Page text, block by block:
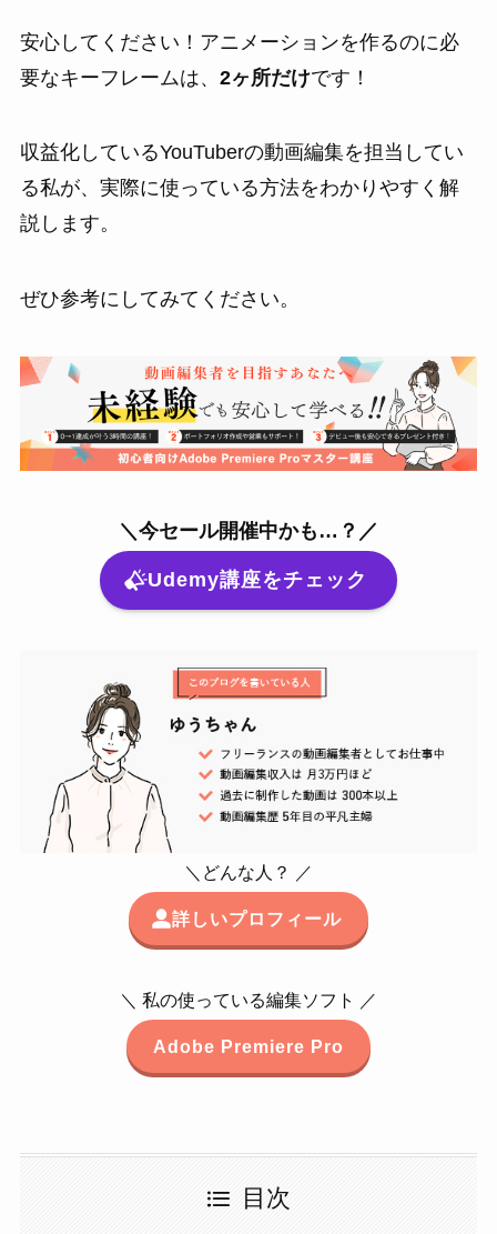
安心してください！アニメーションを作るのに必
要なキーフレームは、 2ヶ所だけです！
収益化しているYouTuberの動画編集を担当してい
る私が、実際に使っている方法をわかりやすく解
説します。
ぜひ参考にしてみてください。
＼今セール開催中かも…？／
Udemy講座をチェック
＼どんな人？ ／
詳しいプロフィール
＼ 私の使っている編集ソフト ／
Adobe Premiere Pro
目次